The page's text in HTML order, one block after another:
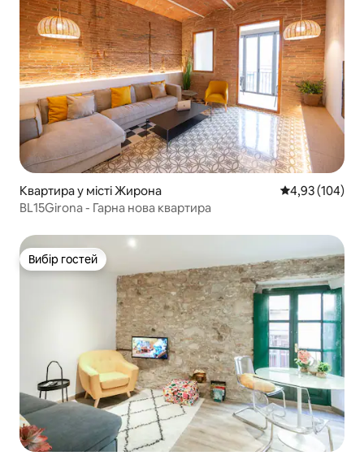
Квартира у місті Жирона Середня
4,93 (104)
BL15Girona - Гарна нова квартира
Вибір гостей
Вибір гостей